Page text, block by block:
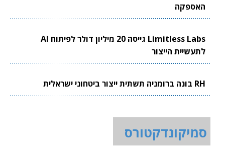
האספקה
Limitless Labs גייסה 20 מיליון דולר לפיתוח AI
לתעשיית הייצור
RH בונה ברומניה תשתית ייצור ביטחוני ישראלית
סמיקונדקטורס